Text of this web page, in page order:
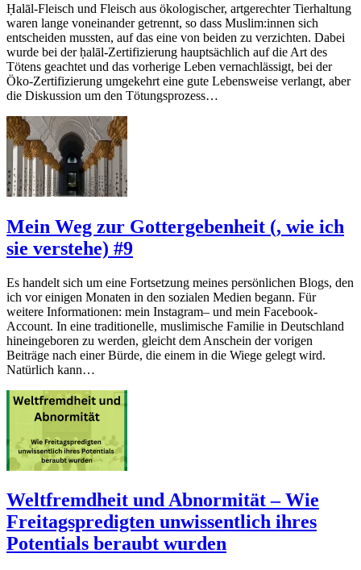
Ḥalāl-Fleisch und Fleisch aus ökologischer, artgerechter Tierhaltung
waren lange voneinander getrennt, so dass Muslim:innen sich
entscheiden mussten, auf das eine von beiden zu verzichten. Dabei
wurde bei der ḥalāl-Zertifizierung hauptsächlich auf die Art des
Tötens geachtet und das vorherige Leben vernachlässigt, bei der
Öko-Zertifizierung umgekehrt eine gute Lebensweise verlangt, aber
die Diskussion um den Tötungsprozess…
Mein Weg zur Gottergebenheit (, wie ich
sie verstehe) #9
Es handelt sich um eine Fortsetzung meines persönlichen Blogs, den
ich vor einigen Monaten in den sozialen Medien begann. Für
weitere Informationen: mein Instagram– und mein Facebook-
Account. In eine traditionelle, muslimische Familie in Deutschland
hineingeboren zu werden, gleicht dem Anschein der vorigen
Beiträge nach einer Bürde, die einem in die Wiege gelegt wird.
Natürlich kann…
Weltfremdheit und Abnormität – Wie
Freitagspredigten unwissentlich ihres
Potentials beraubt wurden